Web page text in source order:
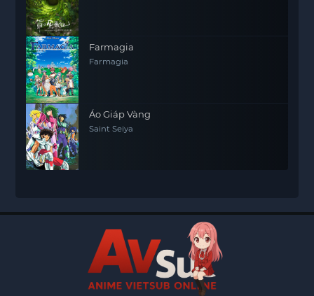
Farmagia
Farmagia
Áo Giáp Vàng
Saint Seiya